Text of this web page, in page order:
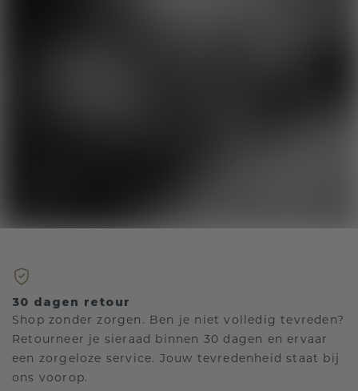
30 dagen retour
Shop zonder zorgen. Ben je niet volledig tevreden?
Retourneer je sieraad binnen 30 dagen en ervaar
een zorgeloze service. Jouw tevredenheid staat bij
ons voorop.